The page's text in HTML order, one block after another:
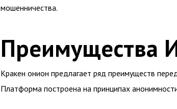
мошенничества.
Преимущества
Кракен онион предлагает ряд преимуществ
Платформа построена на принципах